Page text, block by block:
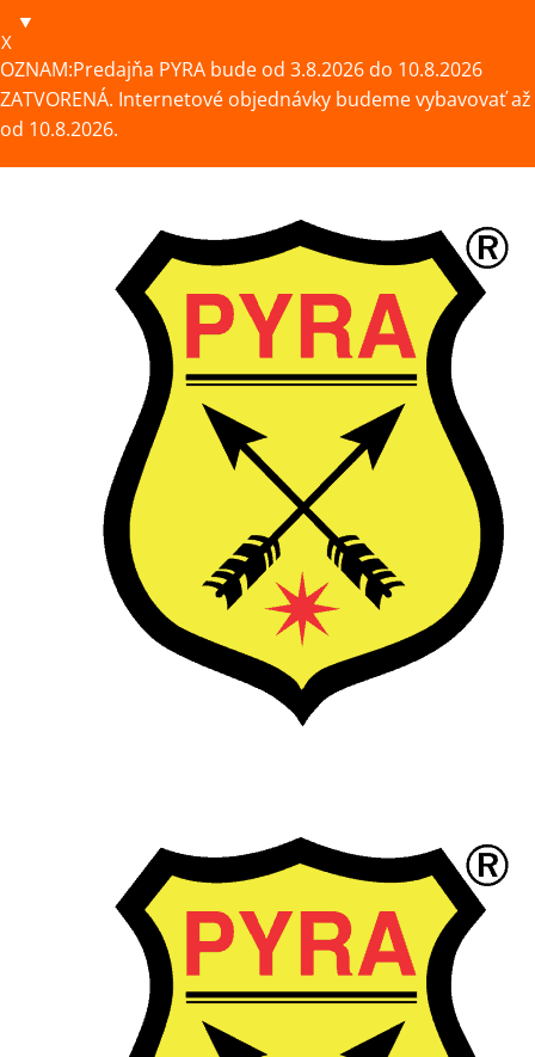
X
OZNAM:Predajňa PYRA bude od 3.8.2026 do 10.8.2026
ZATVORENÁ. Internetové objednávky budeme vybavovať až
od 10.8.2026.